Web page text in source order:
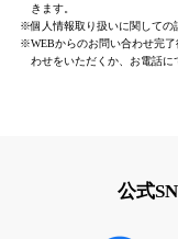
きます。
※個人情報取り扱いに関しての
※WEBからのお問い合わせ完
わせをいただくか、お電話に
公式